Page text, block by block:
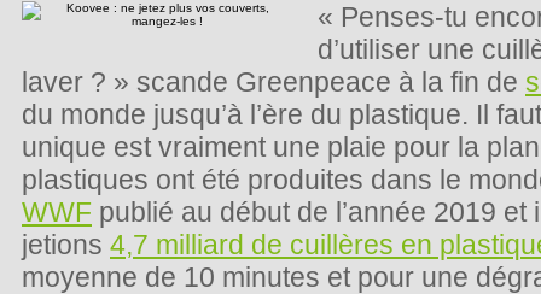
« Penses-tu
d’utiliser une
laver ? » scande Greenpeace à la fin de
du monde jusqu’à l’ère du plastique. Il
unique est vraiment une plaie pour la
plastiques ont été produites dans le
WWF publié au début de l’année 2019
jetions 4,7 milliard de cuillères en
moyenne de 10 minutes et pour une